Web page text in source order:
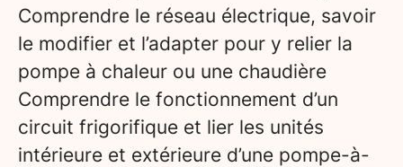
Comprendre le réseau électrique, savoir
le modifier et l’adapter pour y relier la
pompe à chaleur ou une chaudière
Comprendre le fonctionnement d’un
circuit frigorifique et lier les unités
intérieure et extérieure d’une pompe-à-